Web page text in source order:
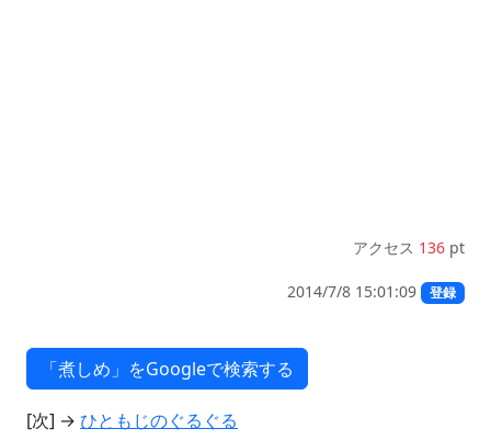
アクセス 136 pt
2014/7/8 15:01:09 登録
[次] → ひともじのぐるぐる